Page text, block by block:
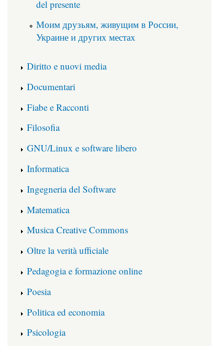
del presente
Моим друзьям, живущим в России,
Украине и других местах
Diritto e nuovi media
Documentari
Fiabe e Racconti
Filosofia
GNU/Linux e software libero
Informatica
Ingegneria del Software
Matematica
Musica Creative Commons
Oltre la verità ufficiale
Pedagogia e formazione online
Poesia
Politica ed economia
Psicologia